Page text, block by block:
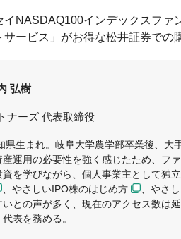
イNASDAQ100インデックスフ
ービス」がお得な松井証券での
弘樹
ナーズ 代表取締役
県生まれ。岐阜大学農学部卒業後、
運用の必要性を強く感じたため、フ
を学びながら、個人事業主として独立
やさしいIPO株のはじめ方 やさ
いとの声が多く、現在のアクセス数は
表を務める。